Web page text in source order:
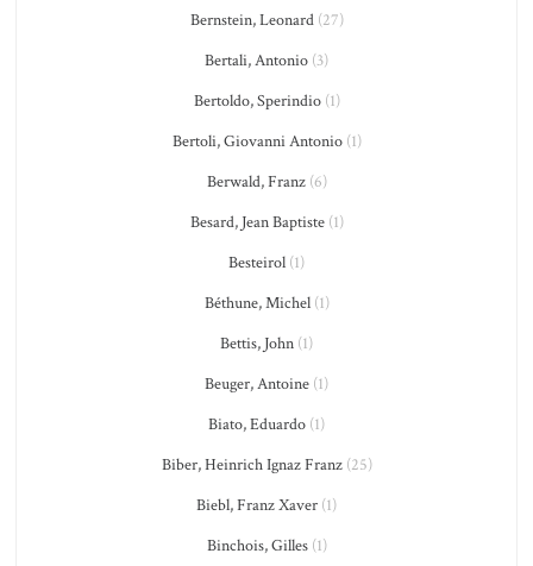
Bernstein, Leonard(27)
Bertali, Antonio (3)
Bertoldo, Sperindio(1)
Bertoli, Giovanni Antonio(1)
Berwald, Franz(6)
Besard, Jean Baptiste(1)
Besteirol (1)
Béthune, Michel(1)
Bettis, John (1)
Beuger, Antoine (1)
Biato, Eduardo (1)
Biber, Heinrich Ignaz Franz(25)
Biebl, Franz Xaver (1)
Binchois, Gilles(1)